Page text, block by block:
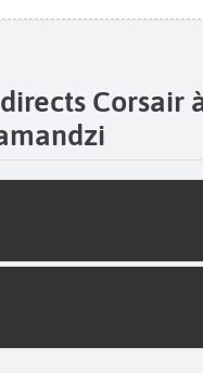
Corsair